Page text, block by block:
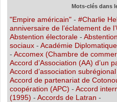
Mots-clés dans
"Empire américain"- #Charlie
anniversaire de l’éclatement de
Abstention électorale-
sociaux- Académie
- Accomex (Chambre de
Accord d’Association (AA) d’un
Accord d’association subrégional
Accord de partenariat de
coopération (APC) - Accord
(1995) - Accords de Latran -